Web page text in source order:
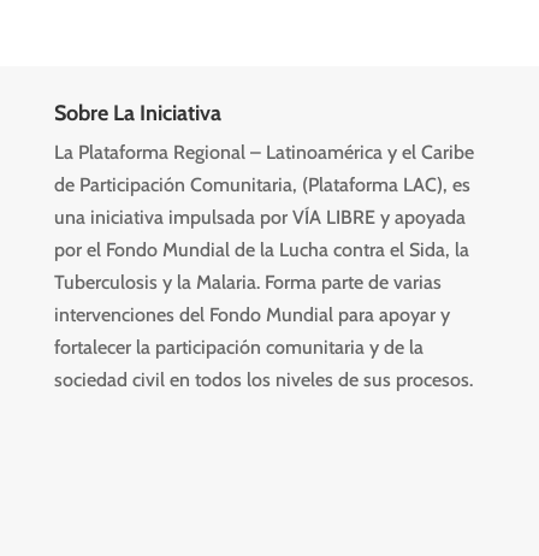
Sobre La Iniciativa
La Plataforma Regional – Latinoamérica y el Caribe
de Participación Comunitaria, (Plataforma LAC), es
una iniciativa impulsada por VÍA LIBRE y apoyada
por el Fondo Mundial de la Lucha contra el Sida, la
Tuberculosis y la Malaria. Forma parte de varias
intervenciones del Fondo Mundial para apoyar y
fortalecer la participación comunitaria y de la
sociedad civil en todos los niveles de sus procesos.